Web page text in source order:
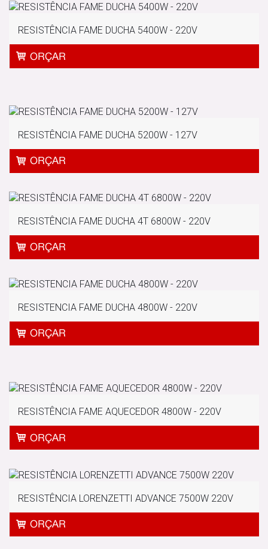
RESISTÊNCIA FAME DUCHA 5400W - 220V
RESISTÊNCIA FAME DUCHA 5200W - 127V
RESISTÊNCIA FAME DUCHA 4T 6800W - 220V
RESISTENCIA FAME DUCHA 4800W - 220V
RESISTÊNCIA FAME AQUECEDOR 4800W - 220V
RESISTÊNCIA LORENZETTI ADVANCE 7500W 220V